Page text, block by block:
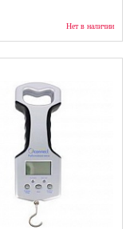
Нет в наличии